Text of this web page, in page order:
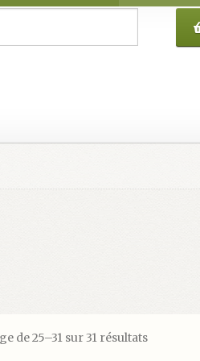
de 25–31 sur 31 résultats